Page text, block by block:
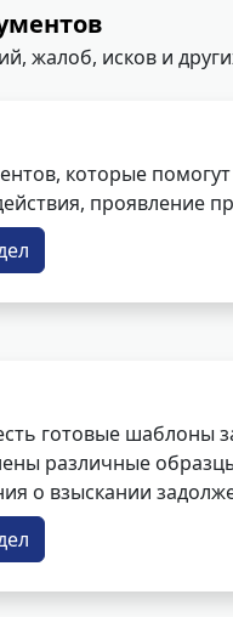
жалоб, исков и
которые
проявление
готовые шаблоны
различные
о взыскании